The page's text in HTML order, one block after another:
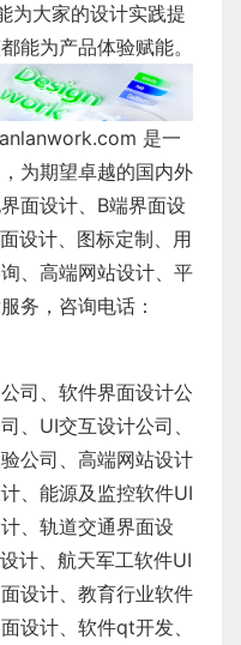
为大家的设计实践提
能为产品体验赋能。
是一
为期望卓越的国内外
面设计
B端界面设
设计 图标定制
用
高端网站设计
平
务，咨询电话：
司
软件界面设计公
UI交互设计公司
公司
高端网站设计
能源及监控软件UI
轨道交通界面设
计 航天军工软件UI
设计
教育行业软件
设计、 软件qt开发